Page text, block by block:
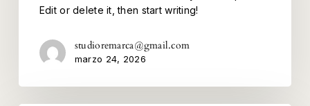
Edit or delete it, then start writing!
studioremarca@gmail.com
marzo 24, 2026